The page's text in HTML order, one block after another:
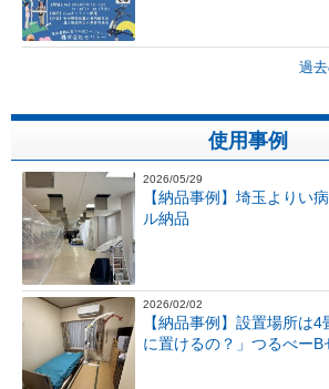
過
使用事例
2026/05/29
【納品事例】埼玉よりい
ル納品
2026/02/02
【納品事例】設置場所は
に置けるの？」つるべーB